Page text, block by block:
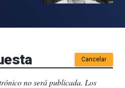
Cancelar
no será publicada. Los